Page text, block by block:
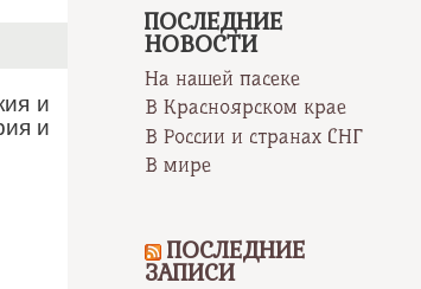
и
и
ПОСЛЕДНИЕ
НОВОСТИ
На нашей пасеке
В Красноярском крае
В России и странах СНГ
В мире
ПОСЛЕДНИЕ
ЗАПИСИ